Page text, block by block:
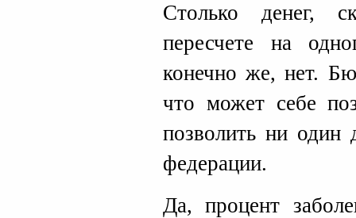
Столько денег,
пересчете на
конечно же, нет.
что может себе
позволить ни один
федерации.
Да, процент